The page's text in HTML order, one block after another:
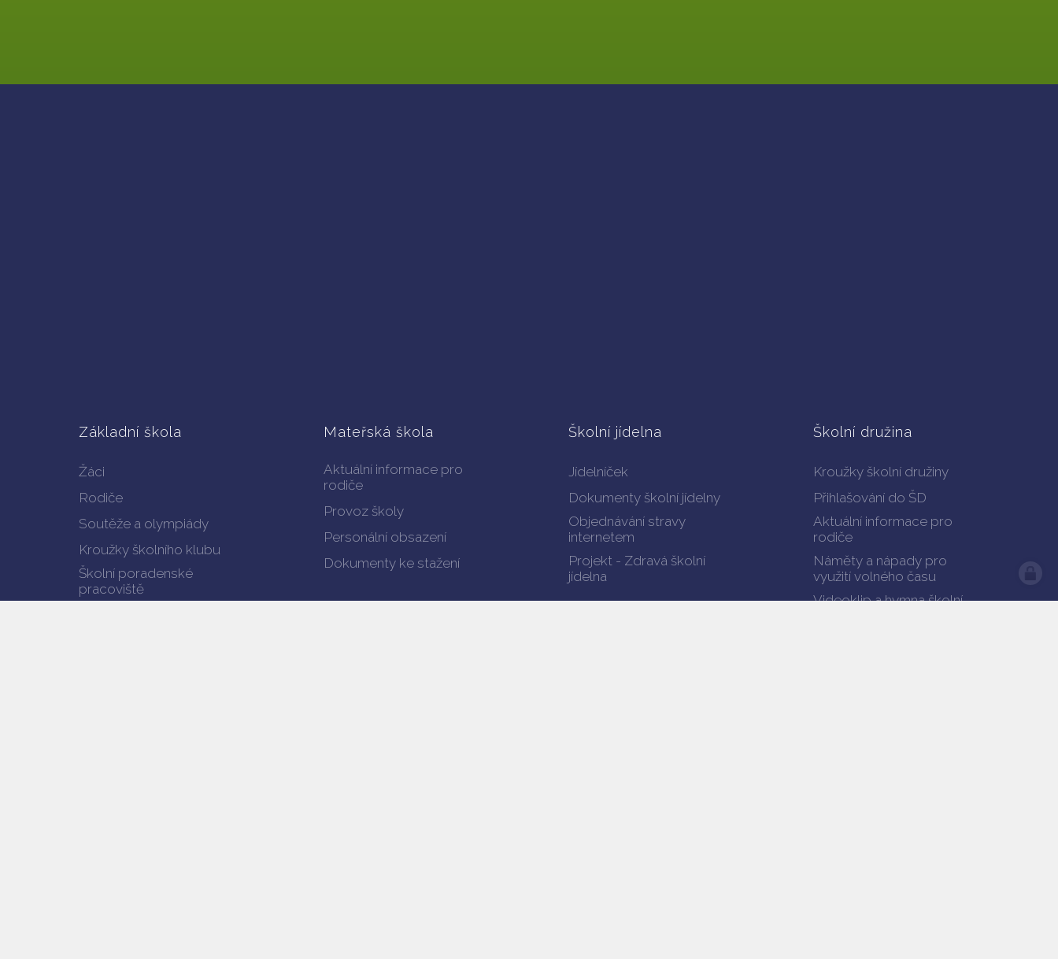
Základní škola
Žáci
Rodiče
Soutěže a olympiády
Kroužky školního klubu
Školní poradenské
pracoviště
Mateřská škola
Aktuální informace pro
rodiče
Provoz školy
Personální obsazení
Dokumenty ke stažení
Školní jídelna
Jídelníček
Dokumenty školní jídelny
Objednávání stravy
internetem
Projekt - Zdravá školní
jídelna
Školní družina
Kroužky školní družiny
Přihlašování do ŠD
Aktuální informace pro
rodiče
Náměty a nápady pro
využití volného času
Videoklip a hymna školní